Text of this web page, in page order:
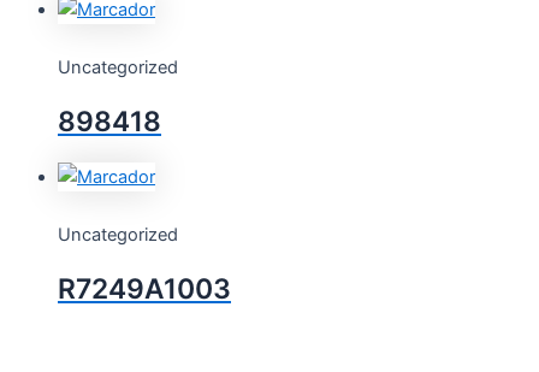
Uncategorized
898418
Uncategorized
R7249A1003